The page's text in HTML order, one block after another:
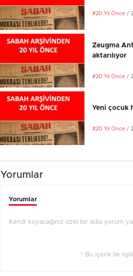
#20 Yıl Önce /
Zeugma
aktarılıyor
#20 Yıl Önce /
Yeni çocuk
#20 Yıl Önce /
Yorumlar
Yorumlar
Kendi koyacağınız özel bir adla yorum
* Bu içerik ile